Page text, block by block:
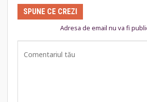
SPUNE CE CREZI
Adresa de email nu va fi